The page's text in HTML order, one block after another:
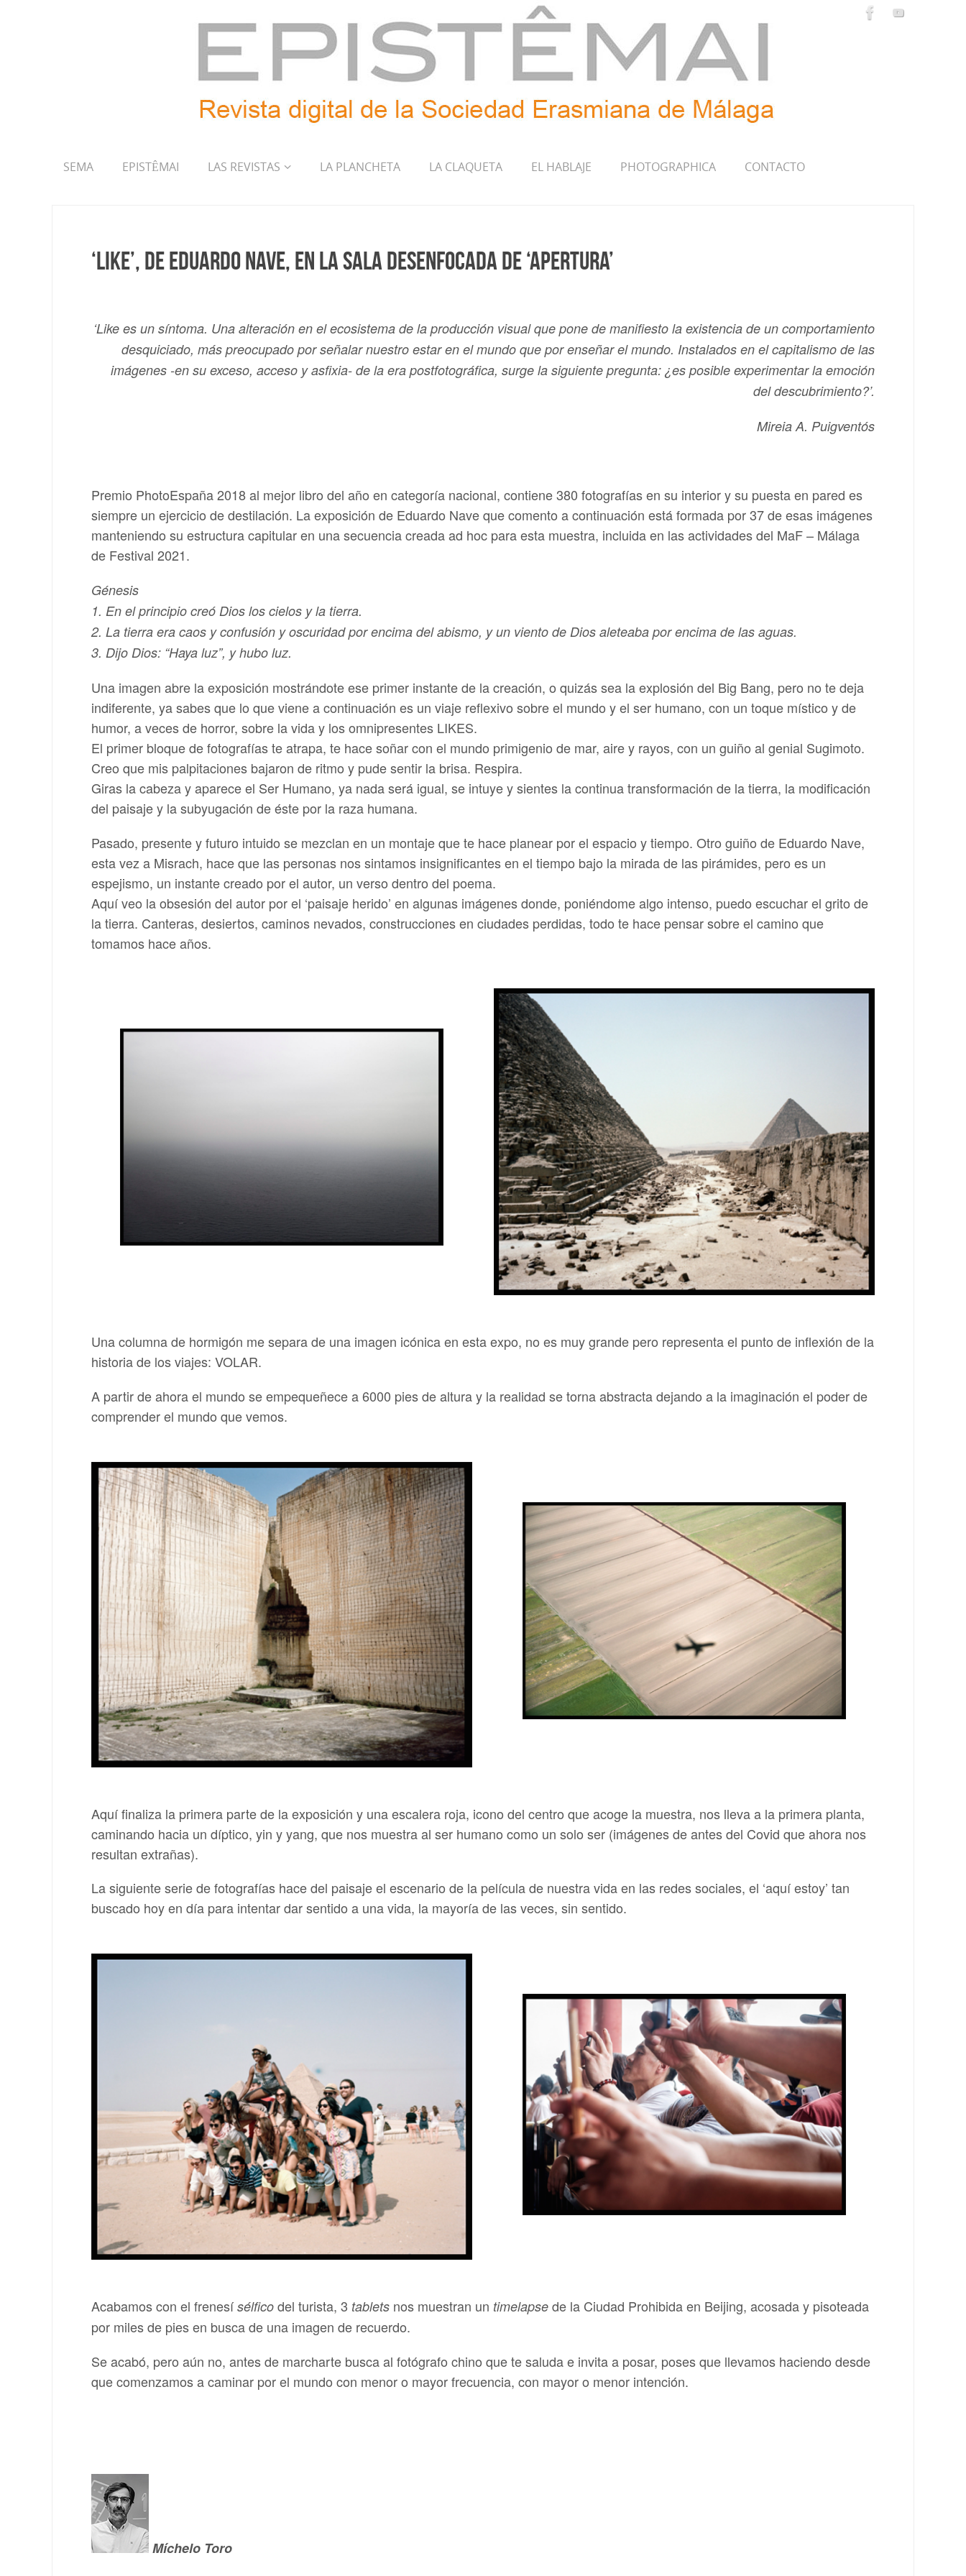
SEMA EPISTÊMAI LAS REVISTAS LA PLANCHETA LA CLAQUETA EL HABLAJE PHOTOGRAPHICA CONTACTO
‘Like’, de Eduardo Nave, en la Sala Desenfocada de ‘APERTURA’
‘Like es un síntoma. Una alteración en el ecosistema de la producción visual que pone de manifiesto la existencia de un comportamiento
desquiciado, más preocupado por señalar nuestro estar en el mundo que por enseñar el mundo. Instalados en el capitalismo de las
imágenes -en su exceso, acceso y asfixia- de la era postfotográfica, surge la siguiente pregunta: ¿es posible experimentar la emoción
del descubrimiento?’.
Mireia A. Puigventós
Premio PhotoEspaña 2018 al mejor libro del año en categoría nacional, contiene 380 fotografías en su interior y su puesta en pared es
siempre un ejercicio de destilación. La exposición de Eduardo Nave que comento a continuación está formada por 37 de esas imágenes
manteniendo su estructura capitular en una secuencia creada ad hoc para esta muestra, incluida en las actividades del MaF – Málaga
de Festival 2021.
Génesis
1. En el principio creó Dios los cielos y la tierra.
2. La tierra era caos y confusión y oscuridad por encima del abismo, y un viento de Dios aleteaba por encima de las aguas.
3. Dijo Dios: “Haya luz”, y hubo luz.
Una imagen abre la exposición mostrándote ese primer instante de la creación, o quizás sea la explosión del Big Bang, pero no te deja
indiferente, ya sabes que lo que viene a continuación es un viaje reflexivo sobre el mundo y el ser humano, con un toque místico y de
humor, a veces de horror, sobre la vida y los omnipresentes LIKES.
El primer bloque de fotografías te atrapa, te hace soñar con el mundo primigenio de mar, aire y rayos, con un guiño al genial Sugimoto.
Creo que mis palpitaciones bajaron de ritmo y pude sentir la brisa. Respira.
Giras la cabeza y aparece el Ser Humano, ya nada será igual, se intuye y sientes la continua transformación de la tierra, la modificación
del paisaje y la subyugación de éste por la raza humana.
Pasado, presente y futuro intuido se mezclan en un montaje que te hace planear por el espacio y tiempo. Otro guiño de Eduardo Nave,
esta vez a Misrach, hace que las personas nos sintamos insignificantes en el tiempo bajo la mirada de las pirámides, pero es un
espejismo, un instante creado por el autor, un verso dentro del poema.
Aquí veo la obsesión del autor por el ‘paisaje herido’ en algunas imágenes donde, poniéndome algo intenso, puedo escuchar el grito de
la tierra. Canteras, desiertos, caminos nevados, construcciones en ciudades perdidas, todo te hace pensar sobre el camino que
tomamos hace años.
Una columna de hormigón me separa de una imagen icónica en esta expo, no es muy grande pero representa el punto de inflexión de la
historia de los viajes: VOLAR.
A partir de ahora el mundo se empequeñece a 6000 pies de altura y la realidad se torna abstracta dejando a la imaginación el poder de
comprender el mundo que vemos.
Aquí finaliza la primera parte de la exposición y una escalera roja, icono del centro que acoge la muestra, nos lleva a la primera planta,
caminando hacia un díptico, yin y yang, que nos muestra al ser humano como un solo ser (imágenes de antes del Covid que ahora nos
resultan extrañas).
La siguiente serie de fotografías hace del paisaje el escenario de la película de nuestra vida en las redes sociales, el ‘aquí estoy’ tan
buscado hoy en día para intentar dar sentido a una vida, la mayoría de las veces, sin sentido.
Acabamos con el frenesísélfico del turista, 3 tablets nos muestran un timelapse de la Ciudad Prohibida en Beijing, acosada y pisoteada
por miles de pies en busca de una imagen de recuerdo.
Se acabó, pero aún no, antes de marcharte busca al fotógrafo chino que te saluda e invita a posar, poses que llevamos haciendo desde
que comenzamos a caminar por el mundo con menor o mayor frecuencia, con mayor o menor intención.
Míchelo Toro